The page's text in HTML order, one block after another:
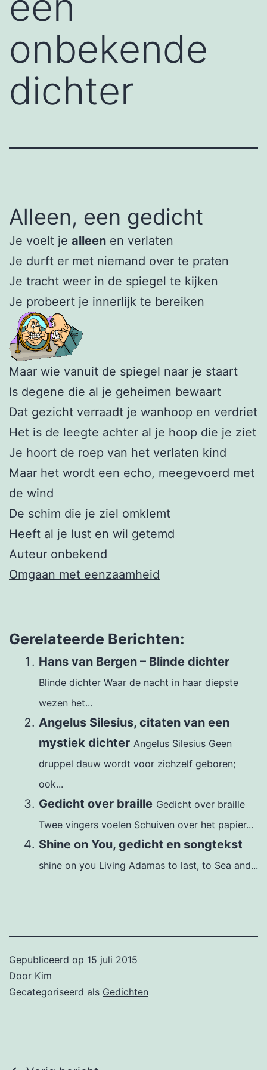
onbekende
dichter
Alleen, een gedicht
Je voelt je alleen en verlaten
Je durft er met niemand over te praten
Je tracht weer in de spiegel te kijken
Je probeert je innerlijk te bereiken
Maar wie vanuit de spiegel naar je staart
Is degene die al je geheimen bewaart
Dat gezicht verraadt je wanhoop en verdriet
Het is de leegte achter al je hoop die je ziet
Je hoort de roep van het verlaten kind
Maar het wordt een echo, meegevoerd met
de wind
De schim die je ziel omklemt
Heeft al je lust en wil getemd
Auteur onbekend
Omgaan met eenzaamheid
Gerelateerde Berichten:
Hans van Bergen – Blinde dichter
Blinde dichter Waar de nacht in haar diepste
wezen het...
Angelus Silesius, citaten van een
mystiek dichter Angelus Silesius Geen
druppel dauw wordt voor zichzelf geboren;
ook...
Gedicht over braille Gedicht over braille
Twee vingers voelen Schuiven over het papier...
Shine on You, gedicht en songtekst
shine on you Living Adamas to last, to Sea and...
Gepubliceerd op 15 juli 2015
Door Kim
Gecategoriseerd als Gedichten